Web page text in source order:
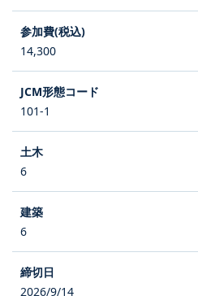
14,300
101-1
6
6
2026/9/14